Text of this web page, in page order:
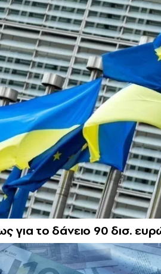
για το δάνειο 90 δισ.